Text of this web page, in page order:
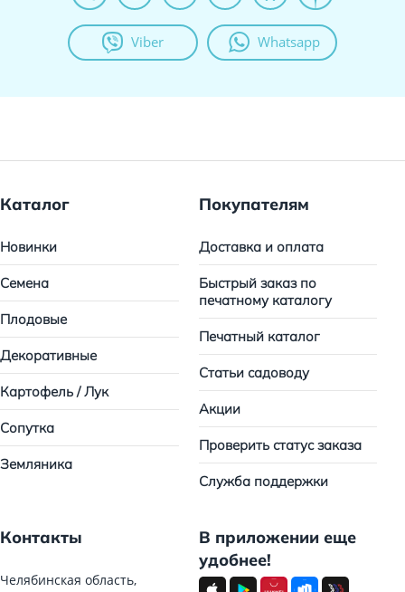
Viber Whatsapp
Каталог
Новинки
Семена
Плодовые
Декоративные
Картофель / Лук
Сопутка
Земляника
Покупателям
Доставка и оплата
Быстрый заказ по
печатному каталогу
Печатный каталог
Статьи садоводу
Акции
Проверить статус заказа
Служба поддержки
Контакты
Челябинская область,
В приложении еще
удобнее!